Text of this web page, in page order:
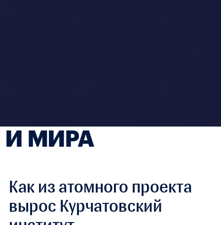
И МИРА
Как из атомного проекта
вырос Курчатовский